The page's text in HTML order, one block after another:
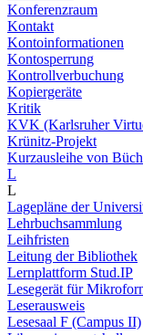
Konferenzraum
Kontakt
Kontoinformationen
Kontosperrung
Kontrollverbuchung
Kopiergeräte
Kritik
KVK (Karlsruher
Krünitz-Projekt
Kurzausleihe von
L
L
Lagepläne der
Lehrbuchsammlung
Leihfristen
Leitung der Bibliothek
Lernplattform Stud.IP
Lesegerät für
Leserausweis
Lesesaal F (Campus II)